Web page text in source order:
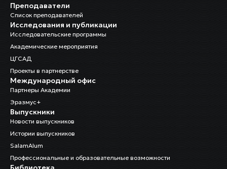
Преподаватели
Список преподавателей
Исследования и публикации
Исследовательские программы
Академические мероприятия
ЦГСАД
Проекты в партнерстве
Международный офис
Партнеры Академии
Эразмус+
Выпускники
Новости выпускников
Истории выпускников
SalamAlum
Профессиональные и образовательные возможности